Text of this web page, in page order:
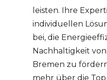
leisten. Ihre
individuellen
bei, die
Nachhaltigkeit
Bremen zu
mehr über die